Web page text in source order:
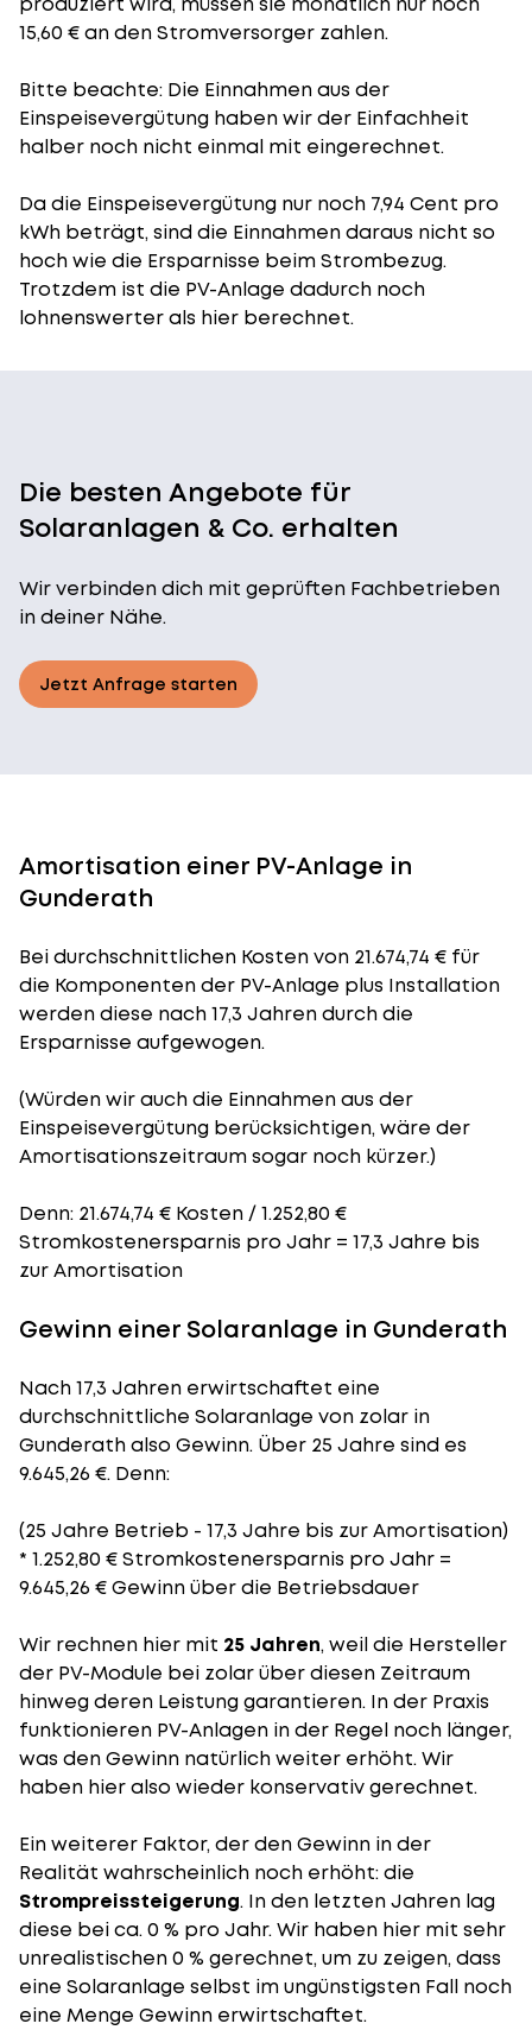
15,60 € an den Stromversorger zahlen.
Bitte beachte: Die Einnahmen aus der
Einspeisevergütung haben wir der Einfachheit
halber noch nicht einmal mit eingerechnet.
Da die Einspeisevergütung nur noch 7,94 Cent pro
kWh beträgt, sind die Einnahmen daraus nicht so
hoch wie die Ersparnisse beim Strombezug.
Trotzdem ist die PV-Anlage dadurch noch
lohnenswerter als hier berechnet.
Die besten Angebote für
Solaranlagen & Co. erhalten
Wir verbinden dich mit geprüften Fachbetrieben
in deiner Nähe.
Jetzt Anfrage starten
Amortisation einer PV-Anlage in
Gunderath
Bei durchschnittlichen Kostenvon 21.674,74 € für
die Komponenten der PV-Anlage plus Installation
werden diese nach 17,3 Jahren durch die
Ersparnisse aufgewogen.
(Würden wir auch die Einnahmen aus der
Einspeisevergütung berücksichtigen, wäre der
Amortisationszeitraumsogar noch kürzer.)
Denn: 21.674,74 € Kosten / 1.252,80 €
Stromkostenersparnis pro Jahr = 17,3 Jahre bis
zur Amortisation
Gewinn einer Solaranlage in Gunderath
Nach 17,3 Jahren erwirtschaftet eine
durchschnittliche Solaranlage von zolar in
Gunderath also Gewinn. Über 25 Jahre sind es
9.645,26 €. Denn:
(25 Jahre Betrieb - 17,3 Jahre bis zur Amortisation)
* 1.252,80 € Stromkostenersparnis pro Jahr =
9.645,26 € Gewinn über die Betriebsdauer
Wir rechnen hier mit 25 Jahren, weil die Hersteller
der PV-Module bei zolar über diesen Zeitraum
hinweg deren Leistung garantieren. In der Praxis
funktionieren PV-Anlagen in der Regel noch länger,
was den Gewinn natürlich weiter erhöht. Wir
haben hier also wieder konservativ gerechnet.
Ein weiterer Faktor, der den Gewinn in der
Realität wahrscheinlich noch erhöht: die
Strompreissteigerung. In den letzten Jahren lag
diese bei ca. 0 % pro Jahr. Wir haben hier mit sehr
unrealistischen 0 % gerechnet, um zu zeigen, dass
eine Solaranlage selbst im ungünstigsten Fall noch
eine Menge Gewinn erwirtschaftet.